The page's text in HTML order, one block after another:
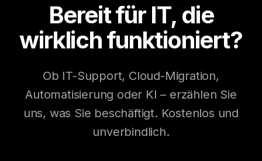
Bereit für IT, die
wirklich funktioniert?
Ob IT-Support, Cloud-Migration,
Automatisierung oder KI – erzählen Sie
uns, was Sie beschäftigt. Kostenlos und
unverbindlich.